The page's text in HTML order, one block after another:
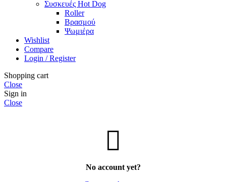
Συσκευές Hot Dog
Roller
Βρασμού
Ψωμιέρα
Wishlist
Compare
Login / Register
Shopping cart
Close
Sign in
Close
No account yet?